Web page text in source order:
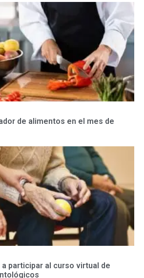
de alimentos en el mes de
a participar al curso virtual de